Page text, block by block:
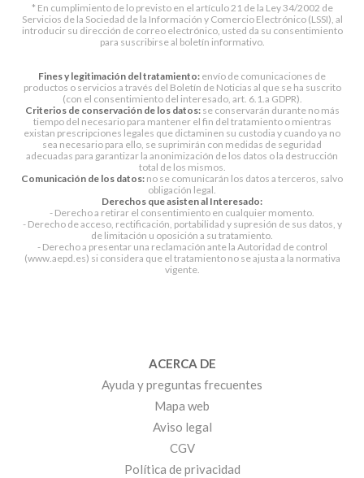
* En cumplimiento de lo previsto en el artículo 21 de la Ley 34/2002 de
Servicios de la Sociedad de la Información y Comercio Electrónico (LSSI), al
introducir su dirección de correo electrónico, usted da su consentimiento
para suscribirse al boletín informativo.
Fines y legitimación del tratamiento: envío de comunicaciones de
productos o servicios a través del Boletín de Noticias al que se ha suscrito
(con el consentimiento del interesado, art. 6.1.a GDPR).
Criterios de conservación de los datos:se conservarán durante no más
tiempo del necesario para mantener el fin del tratamiento o mientras
existan prescripciones legales que dictaminen su custodia y cuando ya no
sea necesario para ello, se suprimirán con medidas de seguridad
adecuadas para garantizar la anonimización de los datos o la destrucción
total de los mismos.
Comunicación de los datos: no se comunicarán los datos a terceros, salvo
obligación legal.
Derechos que asisten al Interesado:
- Derecho a retirar el consentimiento en cualquier momento.
- Derecho de acceso, rectificación, portabilidad y supresión de sus datos, y
de limitación u oposición a su tratamiento.
- Derecho a presentar una reclamación ante la Autoridad de control
(www.aepd.es) si considera que el tratamiento no se ajusta a la normativa
vigente.
ACERCA DE
Ayuda y preguntas frecuentes
Mapa web
Aviso legal
CGV
Política de privacidad